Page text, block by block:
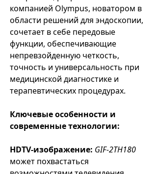
компанией Olympus, новатором в
области решений для эндоскопии,
сочетает в себе передовые
функции, обеспечивающие
непревзойденную четкость,
точность и универсальность при
медицинской диагностике и
терапевтических процедурах.
Ключевые особенности и
современные технологии:
HDTV-изображение: GIF-2TH180
может похвастаться